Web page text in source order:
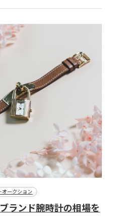
オークション
ランド腕時計の相場を